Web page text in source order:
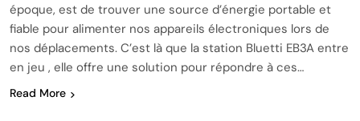
époque, est de trouver une source d’énergie portable et
fiable pour alimenter nos appareils électroniques lors de
nos déplacements. C’est là que la station Bluetti EB3A entre
en jeu , elle offre une solution pour répondre à ces…
Read More